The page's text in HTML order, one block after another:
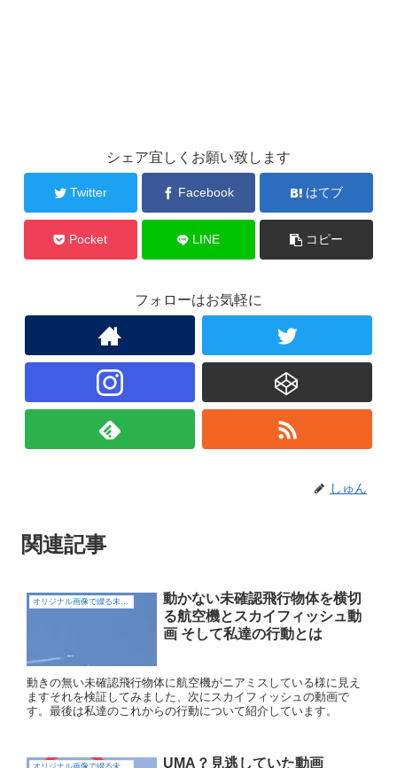
シェア宜しくお願い致します
Twitter Facebook はてブ
Pocket LINE コピー
フォローはお気軽に
しゅん
関連記事
オリジナル画像で綴る未確認飛行物体（UFO)
動かない未確認飛行物体を横切
る航空機とスカイフィッシュ動
画 そして私達の行動とは
動きの無い未確認飛行物体に航空機がニアミスしている様に見え
ますそれを検証してみました、次にスカイフィッシュの動画で
す。最後は私達のこれからの行動について紹介しています。
オリジナル画像で綴る未確認飛行物体（UFO) UMA？見逃していた動画